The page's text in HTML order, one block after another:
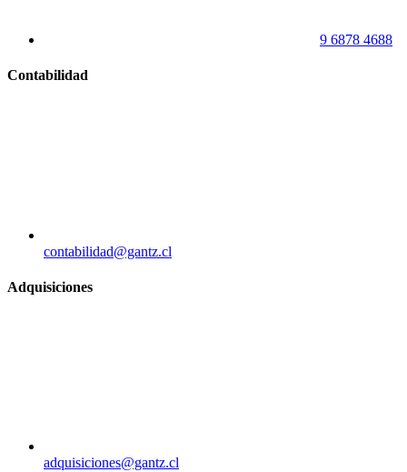
9 6878 4688
Contabilidad
contabilidad@gantz.cl
Adquisiciones
adquisiciones@gantz.cl